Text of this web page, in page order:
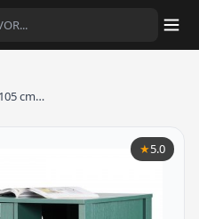
cm…
★5.0